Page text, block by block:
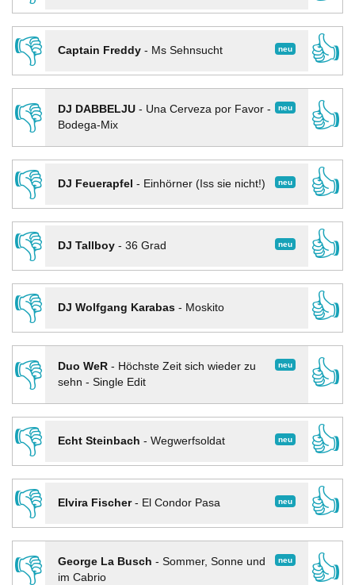
👎
neu
Captain Freddy- Ms Sehnsucht
👍
👎
neu
DJ DABBELJU- Una Cerveza por Favor -
Bodega-Mix
👍
👎
neu
DJ Feuerapfel - Einhörner (Iss sie nicht!)
👍
👎
neu
DJ Tallboy- 36 Grad
👍
👎
DJ Wolfgang Karabas- Moskito
👍
👎
neu
Duo WeR- Höchste Zeit sich wieder zu
sehn - Single Edit
👍
👎
neu
Echt Steinbach - Wegwerfsoldat
👍
👎
neu
Elvira Fischer- El Condor Pasa
👍
👎
neu
George La Busch - Sommer, Sonne und
im Cabrio
👍